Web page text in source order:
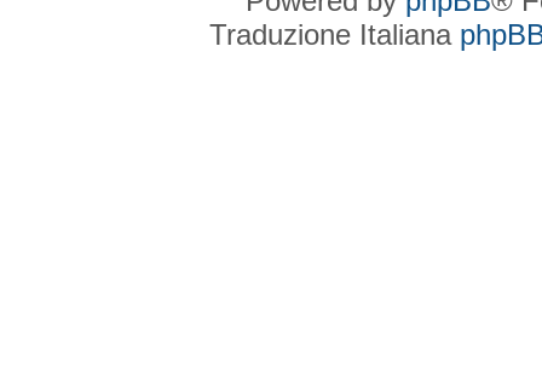
Traduzione Italiana